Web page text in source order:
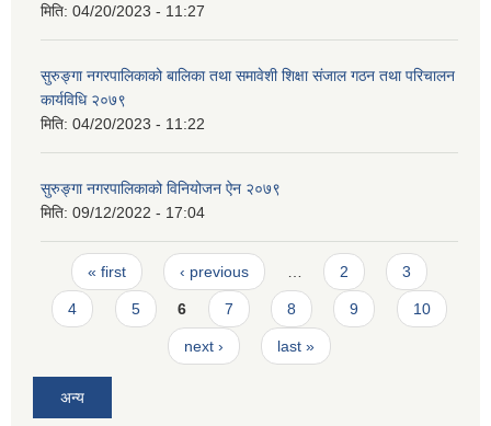
मिति: 04/20/2023 - 11:27
सुरुङ्गा नगरपालिकाको बालिका तथा समावेशी शिक्षा संजाल गठन तथा परिचालन
कार्यविधि २०७९
मिति: 04/20/2023 - 11:22
सुरुङ्गा नगरपालिकाको विनियोजन ऐन २०७९
मिति: 09/12/2022 - 17:04
Pages
« first ‹ previous … 2 3
4 5 6 7 8 9 10
next › last »
अन्य